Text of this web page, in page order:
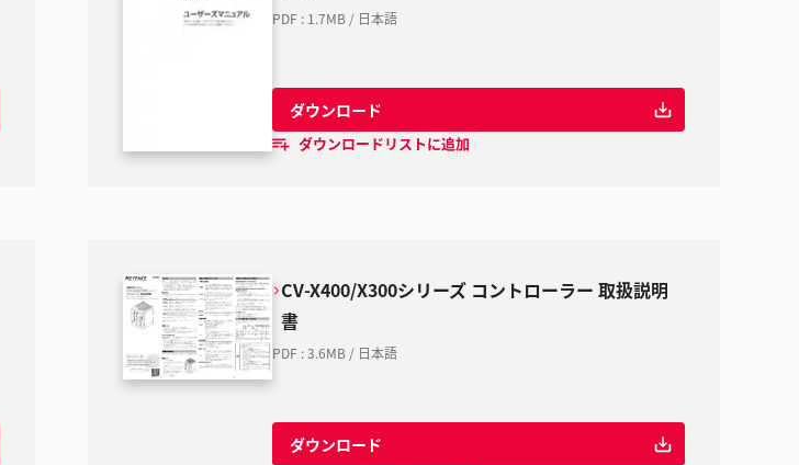
PDF : 1.7MB / 日本語
ダウンロード
ダウンロードリストに追加
CV-X400/X300シリーズ コントローラー 取扱説明
書
PDF :3.6MB / 日本語
ダウンロード